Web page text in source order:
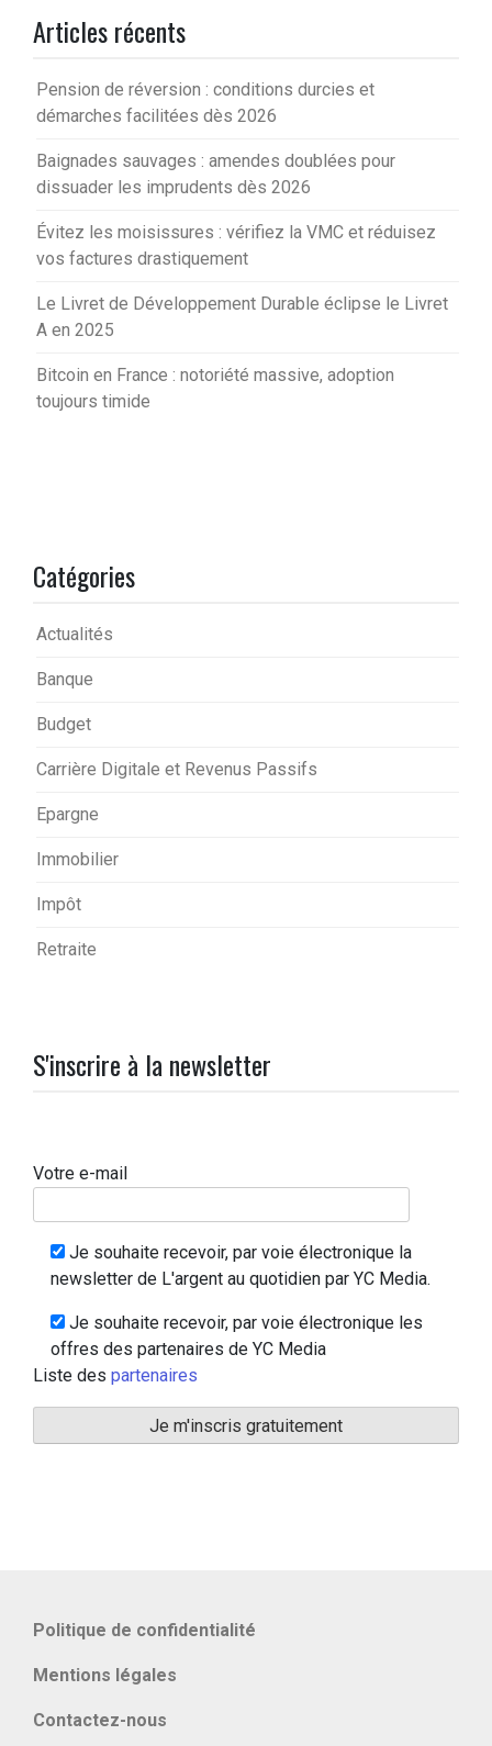
Articles récents
Pension de réversion : conditions durcies et
démarches facilitées dès 2026
Baignades sauvages : amendes doublées pour
dissuader les imprudents dès 2026
Évitez les moisissures : vérifiez la VMC et réduisez
vos factures drastiquement
Le Livret de Développement Durable éclipse le Livret
A en 2025
Bitcoin en France : notoriété massive, adoption
toujours timide
Catégories
Actualités
Banque
Budget
Carrière Digitale et Revenus Passifs
Epargne
Immobilier
Impôt
Retraite
S'inscrire à la newsletter
Votre e-mail
Je souhaite recevoir, par voie électronique la
newsletter de L'argent au quotidien par YC Media.
Je souhaite recevoir, par voie électronique les
offres des partenaires de YC Media
Liste des partenaires
Politique de confidentialité
Mentions légales
Contactez-nous